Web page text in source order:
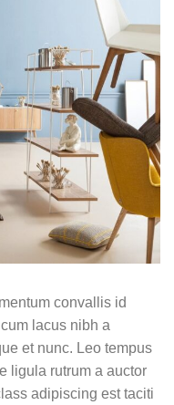
convallis id
lacus nibh a
et nunc. Leo tempus
ligula rutrum a auctor
adipiscing est taciti